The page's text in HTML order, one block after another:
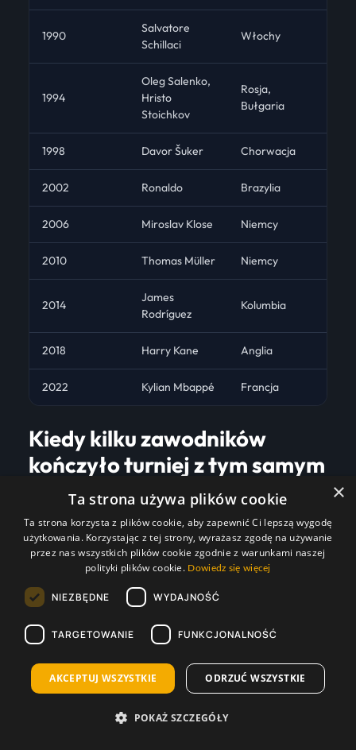
1990
Salvatore
Schillaci
Włochy
1994
Oleg Salenko,
Hristo
Stoichkov
Rosja,
Bułgaria
1998 Davor Šuker Chorwacja
2002 Ronaldo Brazylia
2006 Miroslav Klose Niemcy
2010 Thomas Müller Niemcy
2014
James
Rodríguez
Kolumbia
2018 Harry Kane Anglia
2022 Kylian Mbappé Francja
Kiedy kilku zawodników
kończyło turniej z tym samym
wynikiem?
W całej historii Mistrzostw Świata zdarzały się
przypadku, w których więcej niż jeden zawodnik
kończył turniej z identycznym dorobkiem
bramkowym. Najbardziej wyjątkowa sytuacja miała
miejsce w1962 roku , gdy aższeściu piłkarzy
strzelców. Taki remis pojawił się również w1994
6 bramek strzelili
×
Ta strona używa plików cookie
Ta strona korzysta z plików cookie, aby zapewnić Ci lepszą wygodę
użytkowania. Korzystając z tej strony, wyrażasz zgodę na używanie
przez nas wszystkich plików cookie zgodnie z warunkami naszej
polityki plików cookie. Dowiedz się więcej
NIEZBĘDNE WYDAJNOŚĆ
TARGETOWANIE FUNKCJONALNOŚĆ
AKCEPTUJ WSZYSTKIE ODRZUĆ WSZYSTKIE
POKAŻ SZCZEGÓŁY